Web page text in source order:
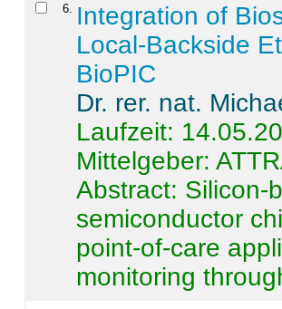
6
Integration of
Local-Backside
BioPIC
Dr. rer. nat.
Laufzeit:
Mittelgeber:
Abstract: Silicon-
semiconductor
point-of-care
monitoring